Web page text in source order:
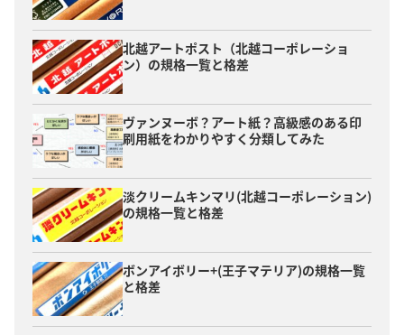
北越アートポスト（北越コーポレーショ
ン）の規格一覧と格差
ヴァンヌーボ？アート紙？高級感のある印
刷用紙をわかりやすく分類してみた
淡クリームキンマリ(北越コーポレーション)
の規格一覧と格差
ボンアイボリー+(王子マテリア)の規格一覧
と格差